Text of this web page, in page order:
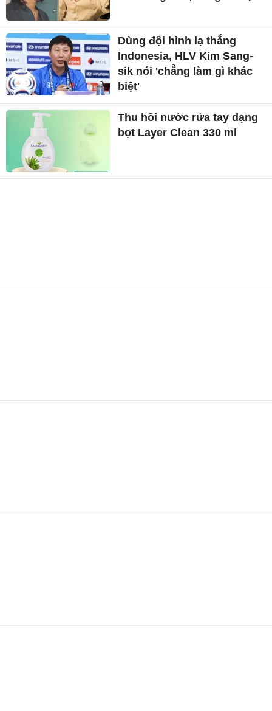
Dùng đội hình lạ thắng
Indonesia, HLV Kim Sang-
sik nói 'chẳng làm gì khác
biệt'
Thu hồi nước rửa tay dạng
bọt Layer Clean 330 ml